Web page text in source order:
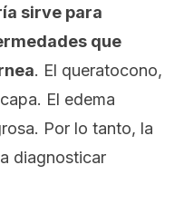
sirve para
que
. El queratocono,
El edema
Por lo tanto, la
diagnosticar